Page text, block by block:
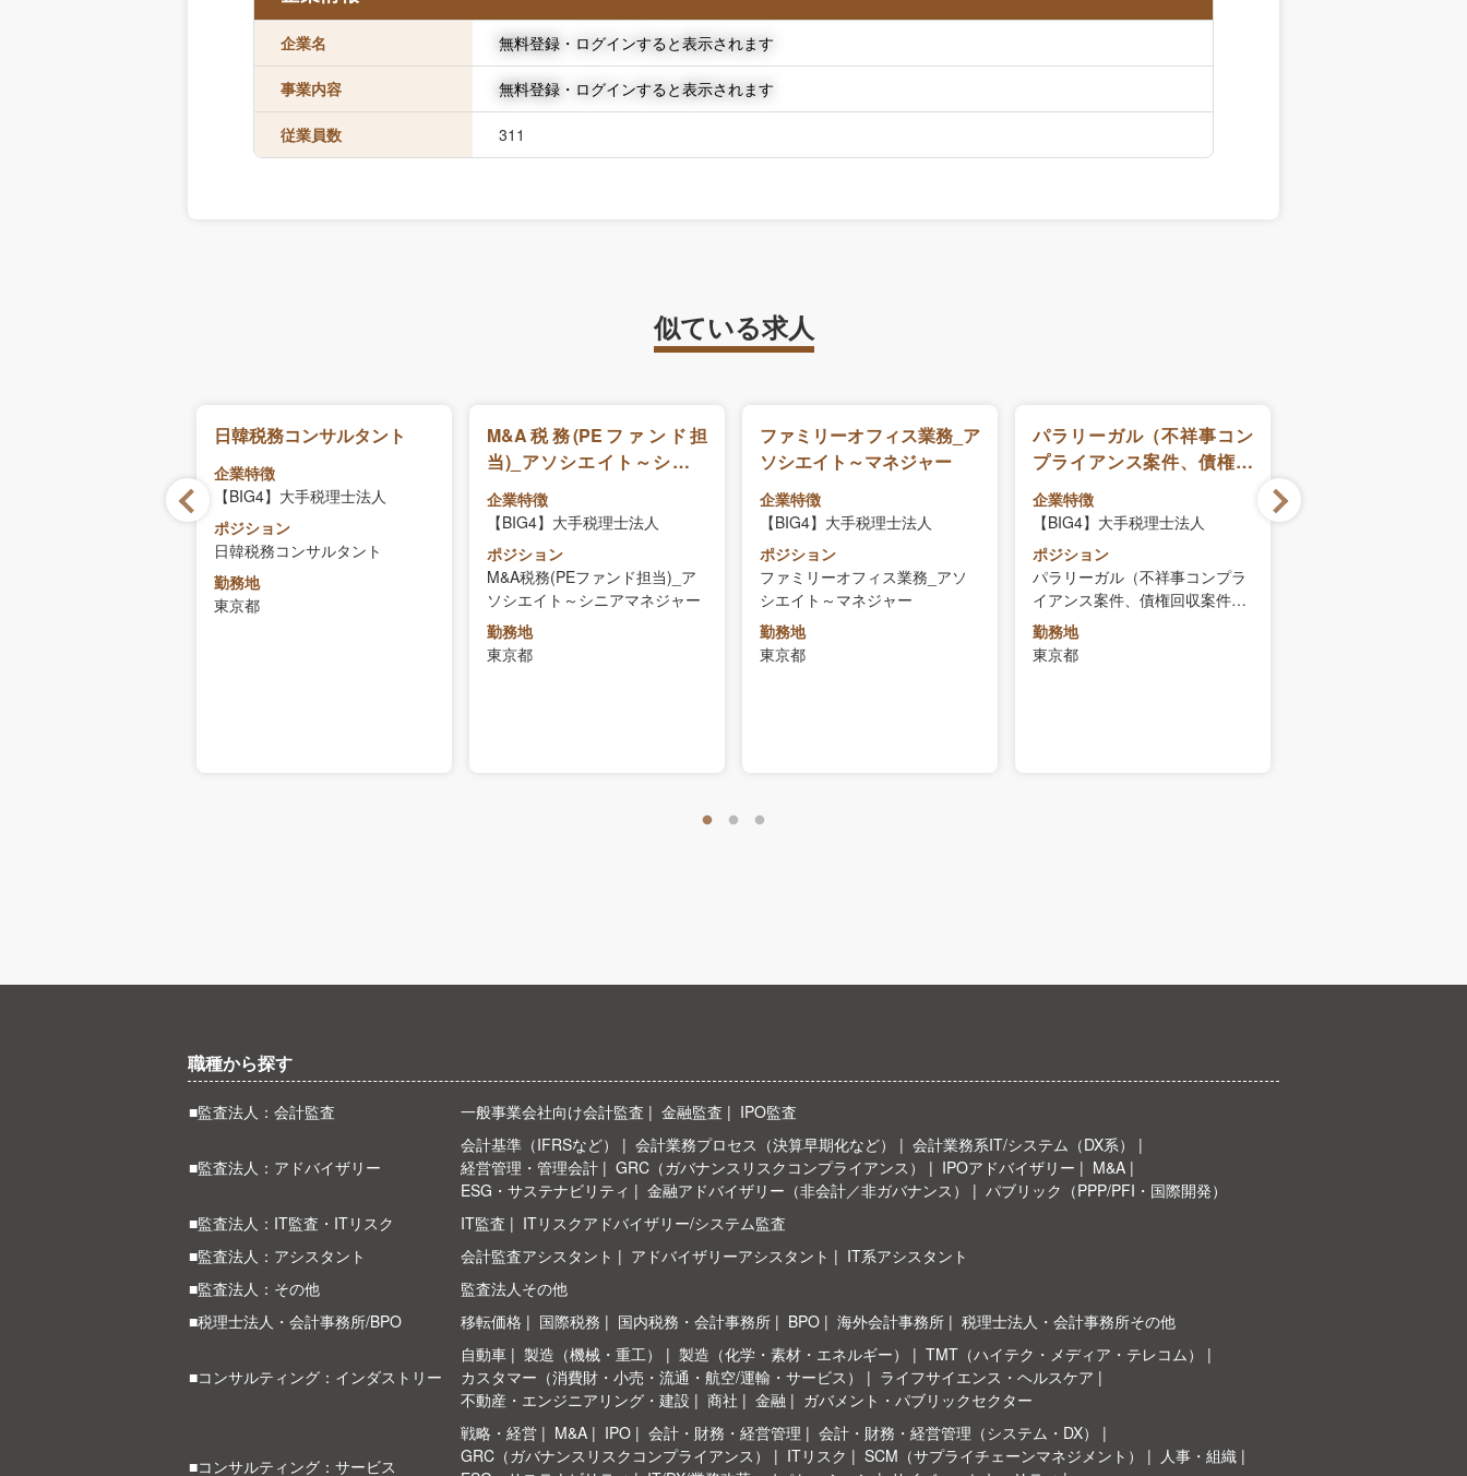
企業名 無料登録・ログインすると表示されます
事業内容 無料登録・ログインすると表示されます
従業員数 311
似ている求人
日韓税務コンサルタント
企業特徴
【BIG4】大手税理士法人
ポジション
日韓税務コンサルタント
勤務地
東京都
M&A税務(PEファンド担
当)_アソシエイト～シニア
マネジャー
企業特徴
【BIG4】大手税理士法人
ポジション
M&A税務(PEファンド担当)_ア
ソシエイト～シニアマネジャー
勤務地
東京都
ファミリーオフィス業務_ア
ソシエイト～マネジャー
企業特徴
【BIG4】大手税理士法人
ポジション
ファミリーオフィス業務_アソ
シエイト～マネジャー
勤務地
東京都
パラリーガル（不祥事コン
プライアンス案件、債権回
収案件、その他プロジェク
トマネジャー担当）
企業特徴
【BIG4】大手税理士法人
ポジション
パラリーガル（不祥事コンプラ
イアンス案件、債権回収案件、
その他プロジェクトマネジャー
担当）
勤務地
東京都
職種から探す
■監査法人：会計監査 一般事業会社向け会計監査 金融監査 IPO監査
■監査法人：アドバイザリー
会計基準（IFRSなど） 会計業務プロセス（決算早期化など）
会計業務系IT/システム（DX系）
経営管理・管理会計
GRC（ガバナンスリスクコンプライアンス） IPOアドバイザリー
M&A
ESG・サステナビリティ
金融アドバイザリー（非会計／非ガバナンス）
パブリック（PPP/PFI・国際開発）
■監査法人：IT監査・ITリスク
IT監査
ITリスクアドバイザリー/システム監査
■監査法人：アシスタント
会計監査アシスタント アドバイザリーアシスタント
IT系アシスタント
■監査法人：その他
監査法人その他
■税理士法人・会計事務所/BPO
移転価格 国際税務 国内税務・会計事務所 BPO 海外会計事務所 税理士法人・会計事務所その他
■コンサルティング：インダストリー
自動車 製造（機械・重工） 製造（化学・素材・エネルギー）
TMT（ハイテク・メディア・テレコム）
カスタマー（消費財・小売・流通・航空/運輸・サービス）
ライフサイエンス・ヘルスケア
不動産・エンジニアリング・建設
商社 金融 ガバメント・パブリックセクター
■コンサルティング：サービス
戦略・経営 M&A IPO 会計・財務・経営管理
会計・財務・経営管理（システム・DX）
GRC（ガバナンスリスクコンプライアンス）
ITリスク SCM（サプライチェーンマネジメント）
人事・組織